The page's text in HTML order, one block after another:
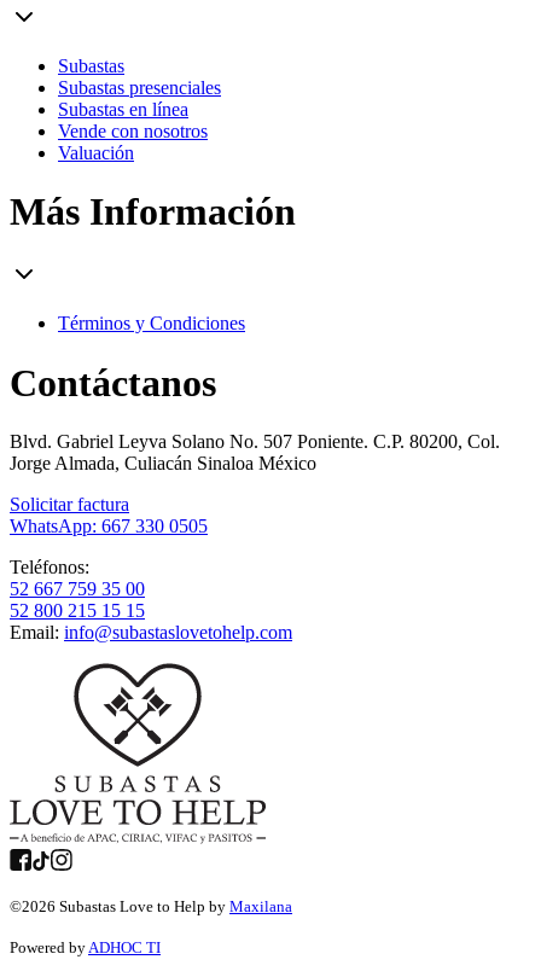
Subastas
Subastas presenciales
Subastas en línea
Vende con nosotros
Valuación
Más Información
Términos y Condiciones
Contáctanos
Blvd. Gabriel Leyva Solano No. 507 Poniente. C.P. 80200, Col.
Jorge Almada, Culiacán Sinaloa México
Solicitar factura
WhatsApp: 667 330 0505
Teléfonos:
52 667 759 35 00
52 800 215 15 15
Email: info@subastaslovetohelp.com
©2026 Subastas Love to Help by Maxilana
Powered byADHOC TI